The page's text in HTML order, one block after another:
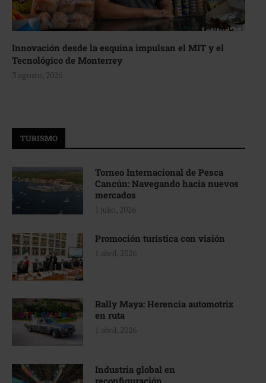
Innovación desde la esquina impulsan el MIT y el
Tecnológico de Monterrey
3 agosto, 2026
TURISMO
Torneo Internacional de Pesca
Cancún: Navegando hacia nuevos
mercados
1 julio, 2026
Promoción turística con visión
1 abril, 2026
Rally Maya: Herencia automotriz
en ruta
1 abril, 2026
Industria global en